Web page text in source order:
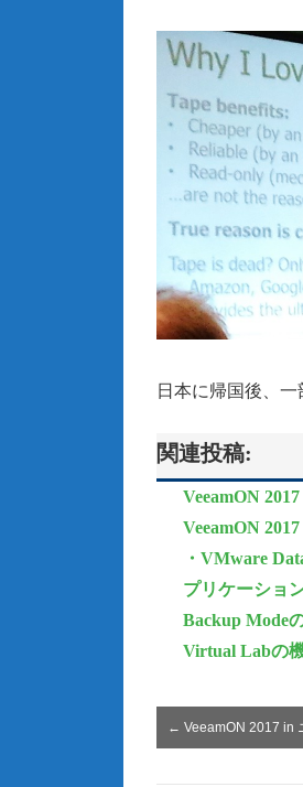
日本に帰国後、
関連投稿:
VeeamON
VeeamON
・VMware
プリケーショ
Backup Mode
Virtual Labの
← VeeamON 2017 in